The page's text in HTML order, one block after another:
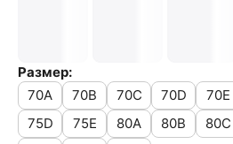
Размер:
70A
70B 70C 70D 70E
75D
75E 80A 80B 80C